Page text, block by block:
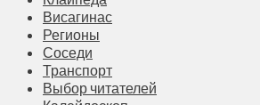
Висагинас
Регионы
Соседи
Транспорт
Выбор читателей